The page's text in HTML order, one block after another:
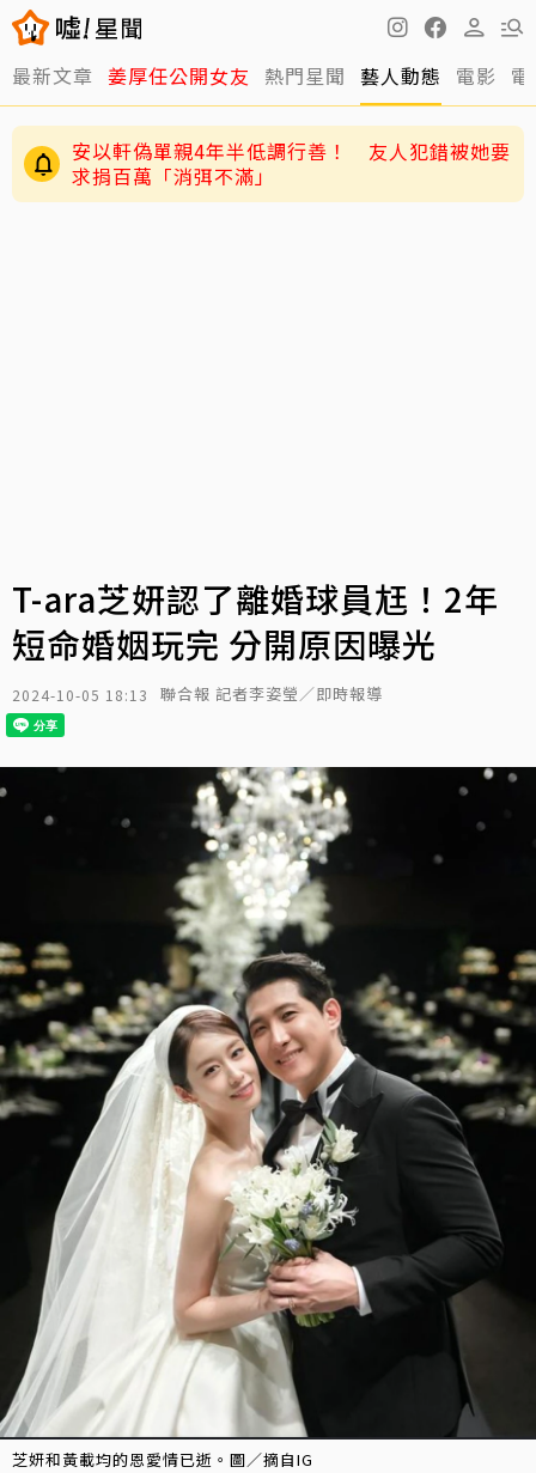
最新文章 姜厚任公開女友 熱門星聞 藝人動態 電影
安以軒偽單親4年半低調行善！ 友人犯錯被她要
求捐百萬「消弭不滿」
T-ara芝妍認了離婚球員尪！2年
短命婚姻玩完 分開原因曝光
2024-10-05 18:13 聯合報 記者李姿瑩／即時報導
芝妍和黃載均的恩愛情已逝。圖／摘自IG